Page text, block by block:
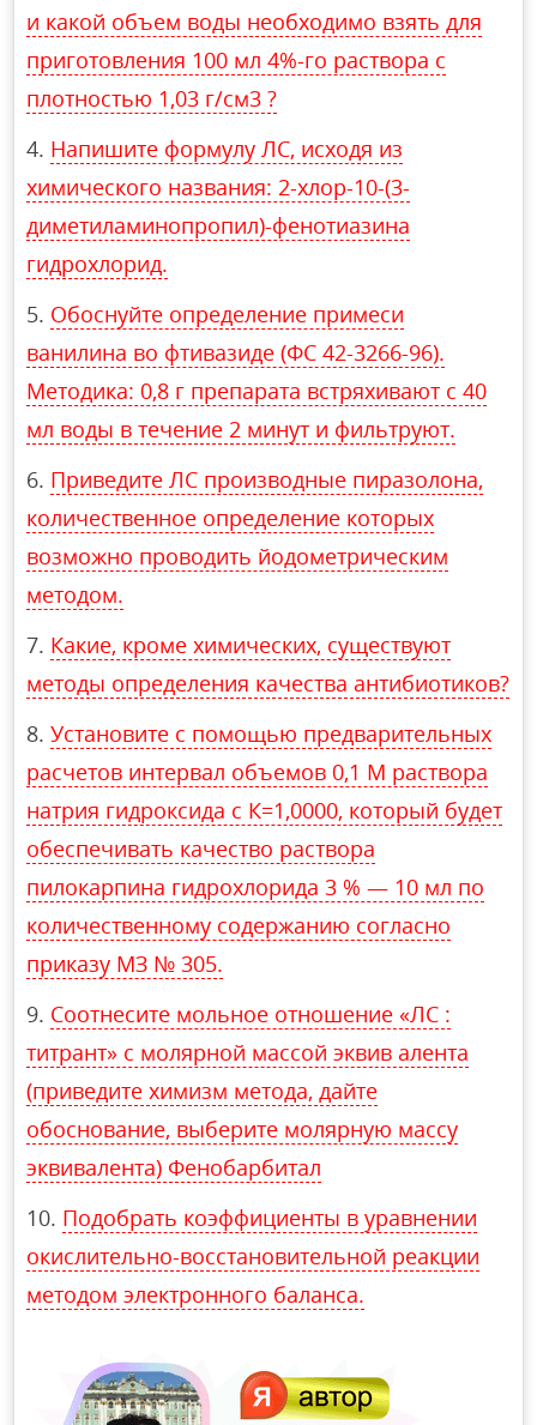
и какой объем воды необходимо взять для
приготовления 100 мл 4%-го раствора с
плотностью 1,03 г/см3 ?
Напишите формулу ЛС, исходя из
химического названия: 2-хлор-10-(3-
диметиламинопропил)-фенотиазина
гидрохлорид.
Обоснуйте определение примеси
ванилина во фтивазиде (ФС 42-3266-96).
Методика: 0,8 г препарата встряхивают с 40
мл воды в течение 2 минут и фильтруют.
Приведите ЛС производные пиразолона,
количественное определение которых
возможно проводить йодометрическим
методом.
Какие, кроме химических, существуют
методы определения качества антибиотиков?
Установите с помощью предварительных
расчетов интервал объемов 0,1 М раствора
натрия гидроксида с К=1,0000, который будет
обеспечивать качество раствора
пилокарпина гидрохлорида 3 % — 10 мл по
количественному содержанию согласно
приказу МЗ № 305.
Соотнесите мольное отношение «ЛС :
титрант» с молярной массой эквив алента
(приведите химизм метода, дайте
обоснование, выберите молярную массу
эквивалента) Фенобарбитал
Подобрать коэффициенты в уравнении
окислительно-восстановительной реакции
методом электронного баланса.